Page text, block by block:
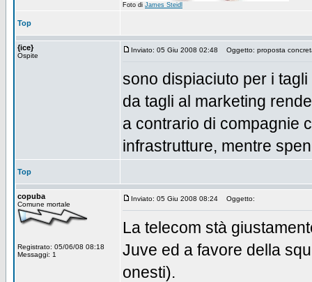
Foto di James Steidl
Top
{ice}
Ospite
Inviato: 05 Giu 2008 02:48 Oggetto: proposta
sono dispiaciuto per i
da tagli al marketing
a contrario di compagnie
infrastrutture, mentre
Top
copuba
Comune mortale
Registrato: 05/06/08 08:18
Messaggi: 1
Inviato: 05 Giu 2008 08:24 Oggetto:
La telecom stà
Juve ed a favore della
onesti).